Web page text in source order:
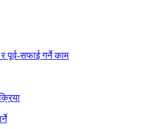
र पूर्व-सफाई गर्ने काम